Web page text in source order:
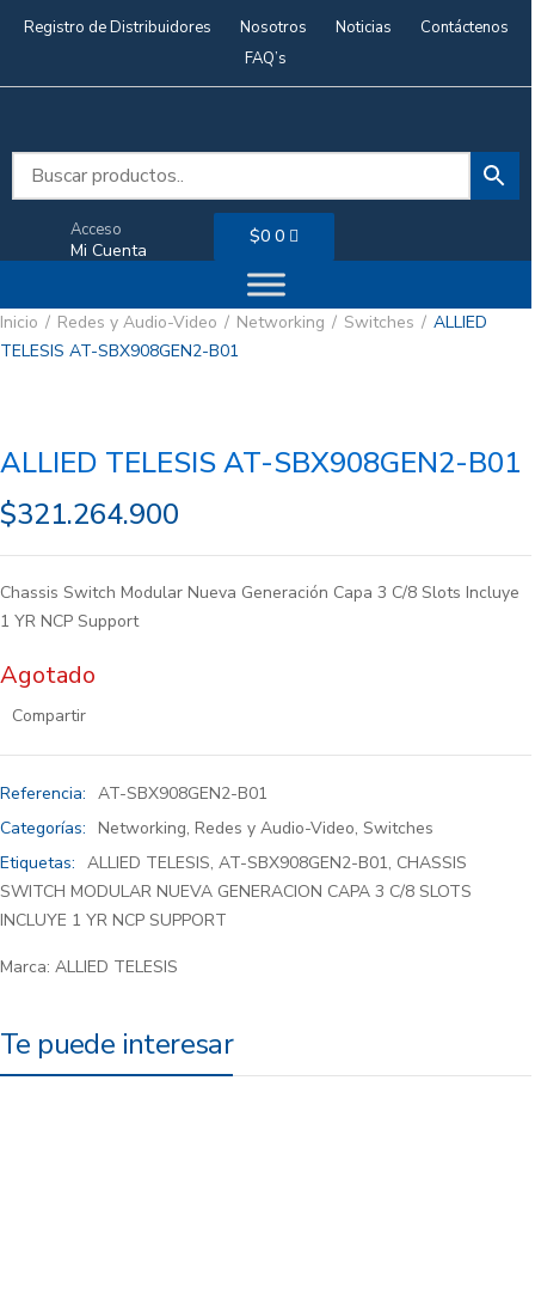
Registro de Distribuidores Nosotros Noticias
Contáctenos
FAQ’s
Acceso
Mi Cuenta
$0 0
Inicio Redes y Audio-Video Networking Switches
ALLIED
TELESIS AT-SBX908GEN2-B01
ALLIED TELESIS AT-SBX908GEN2-B01
$321.264.900
Chassis Switch Modular Nueva Generación Capa 3 C/8 Slots Incluye
1 YR NCP Support
Agotado
Compartir
Referencia: AT-SBX908GEN2-B01
Categorías: Networking, Redes y Audio-Video, Switches
Etiquetas: ALLIED TELESIS, AT-SBX908GEN2-B01, CHASSIS
SWITCH MODULAR NUEVA GENERACION CAPA 3 C/8 SLOTS
INCLUYE 1 YR NCP SUPPORT
Marca: ALLIED TELESIS
Te puede interesar